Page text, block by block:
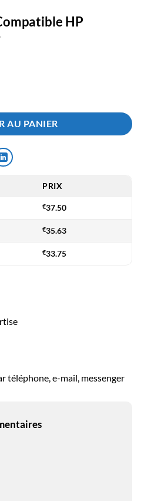
HP
HP CF244A - 44A Noir
AU PANIER
PRIX
€37.50
€35.63
€33.75
téléphone, e-mail, messenger